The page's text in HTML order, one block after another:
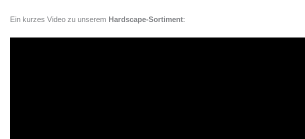
Ein kurzes Video zu unserem Hardscape-Sortiment: